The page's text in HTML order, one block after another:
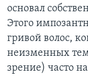
основал
Этого
гривой волос,
неизменных
зрение) часто